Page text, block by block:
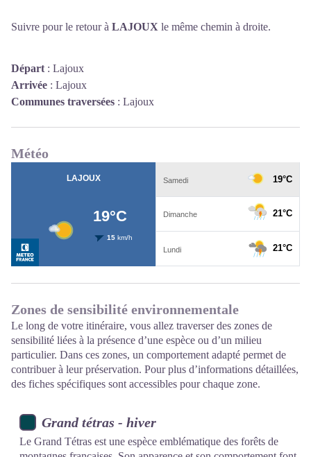
Suivre pour le retour à LAJOUX le même chemin à droite.
Départ : Lajoux
Arrivée : Lajoux
Communes traversées : Lajoux
Météo
Zones de sensibilité environnementale
Le long de votre itinéraire, vous allez traverser des zones de
sensibilité liées à la présence d’une espèce ou d’un milieu
particulier. Dans ces zones, un comportement adapté permet de
contribuer à leur préservation. Pour plus d’informations détaillées,
des fiches spécifiques sont accessibles pour chaque zone.
Grand tétras - hiver
Le Grand Tétras est une espèce emblématique des forêts de